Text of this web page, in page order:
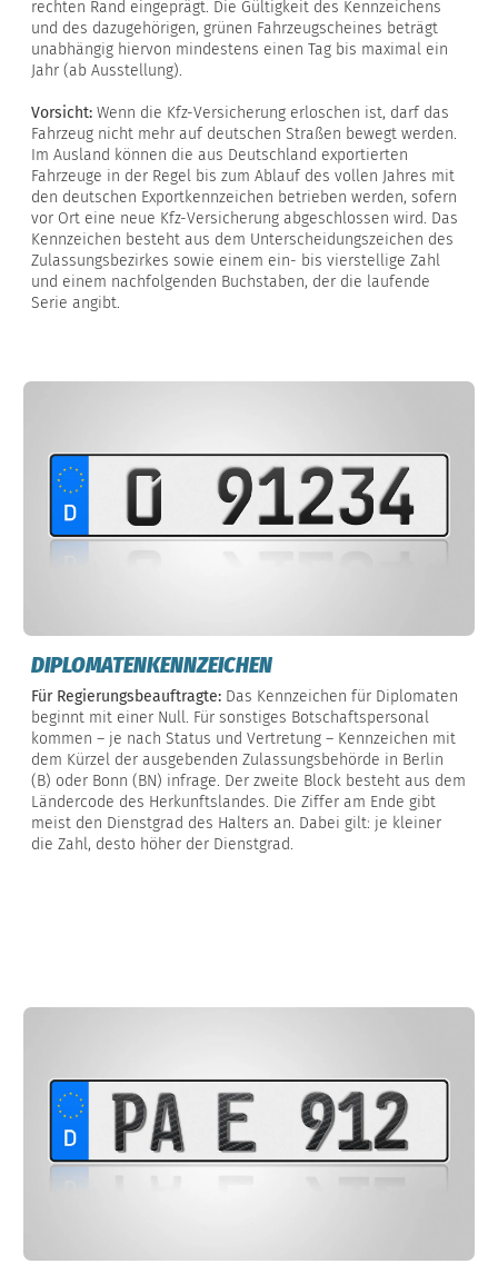
rechten Rand eingeprägt. Die Gültigkeit des Kennzeichens
und des dazugehörigen, grünen Fahrzeugscheines beträgt
unabhängig hiervon mindestens einen Tag bis maximal ein
Jahr (ab Ausstellung).
Vorsicht: Wenn die Kfz-Versicherung erloschen ist, darf das
Fahrzeug nicht mehr auf deutschen Straßen bewegt werden.
Im Ausland können die aus Deutschland exportierten
Fahrzeuge in der Regel bis zum Ablauf des vollen Jahres mit
den deutschen Exportkennzeichen betrieben werden, sofern
vor Ort eine neue Kfz-Versicherung abgeschlossen wird. Das
Kennzeichen besteht aus dem Unterscheidungszeichen des
Zulassungsbezirkes sowie einem ein- bis vierstellige Zahl
und einem nachfolgenden Buchstaben, der die laufende
Serie angibt.
DIPLOMATENKENNZEICHEN
Für Regierungsbeauftragte: Das Kennzeichen für Diplomaten
beginnt mit einer Null. Für sonstiges Botschaftspersonal
kommen – je nach Status und Vertretung – Kennzeichen mit
dem Kürzel der ausgebenden Zulassungsbehörde in Berlin
(B) oder Bonn (BN) infrage. Der zweite Block besteht aus dem
Ländercode des Herkunftslandes. Die Ziffer am Ende gibt
meist den Dienstgrad des Halters an. Dabei gilt: je kleiner
die Zahl, desto höher der Dienstgrad.